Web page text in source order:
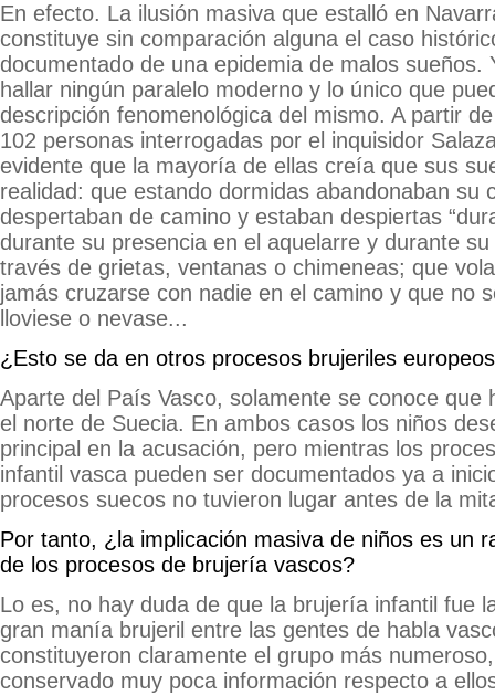
En efecto. La ilusión masiva que estalló en
constituye sin comparación alguna el caso
documentado de una epidemia de malos sueños.
hallar ningún paralelo moderno y lo único que
descripción fenomenológica del mismo. A partir
102 personas interrogadas por el inquisidor
evidente que la mayoría de ellas creía que sus
realidad: que estando dormidas abandonaban su
despertaban de camino y estaban despiertas
durante su presencia en el aquelarre y durante
través de grietas, ventanas o chimeneas; que
jamás cruzarse con nadie en el camino y que no
lloviese o nevase...
¿Esto se da en otros procesos brujeriles
Aparte del País Vasco, solamente se conoce que
el norte de Suecia. En ambos casos los niños
principal en la acusación, pero mientras los
infantil vasca pueden ser documentados ya a
procesos suecos no tuvieron lugar antes de la
Por tanto, ¿la implicación masiva de niños es un
de los procesos de brujería vascos?
Lo es, no hay duda de que la brujería infantil fue
gran manía brujeril entre las gentes de habla
constituyeron claramente el grupo más
conservado muy poca información respecto a